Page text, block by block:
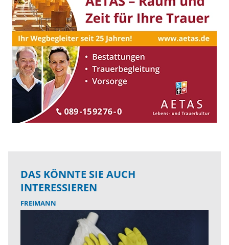
DAS KÖNNTE SIE AUCH
INTERESSIEREN
FREIMANN